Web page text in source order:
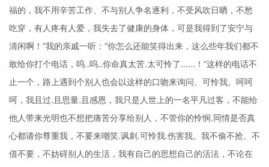
福的，我不用辛苦工作、不与别人争名逐利，不受风吹日晒，不愁
吃穿，有人疼有人爱，我失去了健康的身体，可是我得到了安宁与
清闲啊！”我的亲戚一听：“你怎么还能笑得出来，这么些年我们都不
敢给你打个电话，呜..呜..你命真太苦.太可怜了......！”这样的电话不
止一个，路上遇到个别人也会以这样的口吻来询问、可怜我。呵呵
呵，我且过.且思量.且感恩，我只是人世上的一名平凡过客，不能给
他人带来光明也不想把痛苦分享给别人，不管你的怜悯.同情是否真
心都请你尊重我，不要来嘲笑.讽刺.可怜我.伤害我。我不偷不抢、不
借不要，不妨碍别人的生活，我有自己的思想自己的活法，不论在